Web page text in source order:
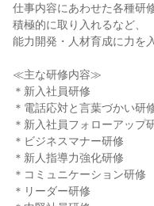
仕事内容にあわせた各種研
積極的に取り入れるなど、
能力開発・人材育成に力を
≪主な研修内容≫
＊新入社員研修
＊電話応対と言葉づかい研
＊新入社員フォローアップ
＊ビジネスマナー研修
＊新人指導力強化研修
＊コミュニケーション研修
＊リーダー研修